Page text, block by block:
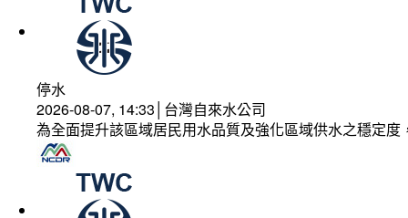
停水
2026-08-07, 14:33│台灣自來水公司
為全面提升該區域居民用水品質及強化區域供水之穩定